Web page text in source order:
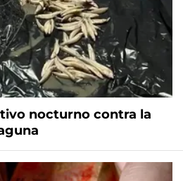
nocturno contra la